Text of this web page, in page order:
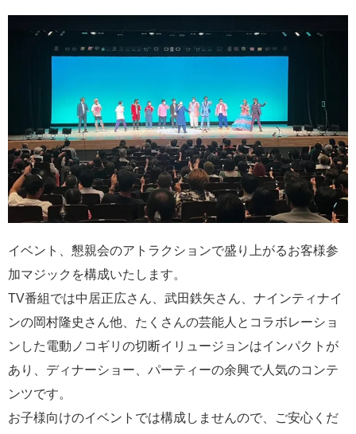
イベント、懇親会のアトラクションで盛り上がるお客様参
加マジックを構成いたします。
TV番組では中居正広さん、武田鉄矢さん、ナインティナイ
ンの岡村隆史さん他、たくさんの芸能人とコラボレーショ
ンした電動ノコギリの切断イリュージョンはインパクトが
あり、ディナーショー、パーティーの余興で人気のコンテ
ンツです。
お子様向けのイベントでは構成しませんので、ご安心くだ